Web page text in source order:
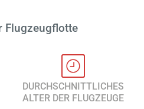
Flugzeugflotte
DURCHSCHNITTLICHES
ALTER DER FLUGZEUGE